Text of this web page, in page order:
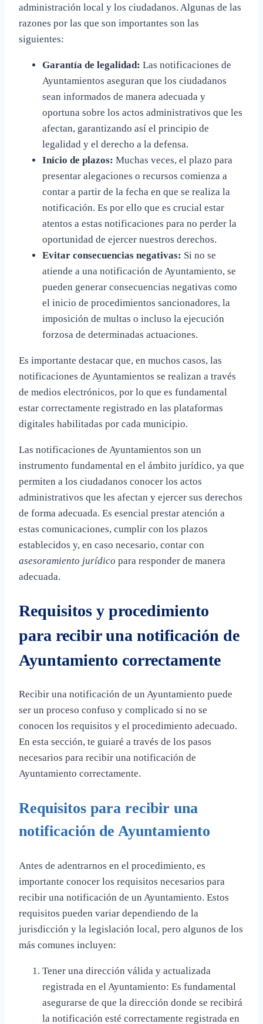
administración local y los ciudadanos. Algunas de las
razones por las que son importantes son las
siguientes:
Garantía de legalidad: Las notificaciones de
Ayuntamientos aseguran que los ciudadanos
sean informados de manera adecuada y
oportuna sobre los actos administrativos que les
afectan, garantizando así el principio de
legalidad y el derecho a la defensa.
Inicio de plazos: Muchas veces, el plazo para
presentar alegaciones o recursos comienza a
contar a partir de la fecha en que se realiza la
notificación. Es por ello que es crucial estar
atentos a estas notificaciones para no perder la
oportunidad de ejercer nuestros derechos.
Evitar consecuencias negativas: Si no se
atiende a una notificación de Ayuntamiento, se
pueden generar consecuencias negativas como
el inicio de procedimientos sancionadores, la
imposición de multas o incluso la ejecución
forzosa de determinadas actuaciones.
Es importante destacar que, en muchos casos, las
notificaciones de Ayuntamientos se realizan a través
de medios electrónicos, por lo que es fundamental
estar correctamente registrado en las plataformas
digitales habilitadas por cada municipio.
Las notificaciones de Ayuntamientos son un
instrumento fundamental en el ámbito jurídico, ya que
permiten a los ciudadanos conocer los actos
administrativos que les afectan y ejercer sus derechos
de forma adecuada. Es esencial prestar atención a
estas comunicaciones, cumplir con los plazos
establecidos y, en caso necesario, contar con
asesoramiento jurídico para responder de manera
adecuada.
Requisitos y procedimiento
para recibir una notificación de
Ayuntamiento correctamente
Recibir una notificación de un Ayuntamiento puede
ser un proceso confuso y complicado si no se
conocen los requisitos y el procedimiento adecuado.
En esta sección, te guiaré a través de los pasos
necesarios para recibir una notificación de
Ayuntamiento correctamente.
Requisitos para recibir una
notificación de Ayuntamiento
Antes de adentrarnos en el procedimiento, es
importante conocer los requisitos necesarios para
recibir una notificación de un Ayuntamiento. Estos
requisitos pueden variar dependiendo de la
jurisdicción y la legislación local, pero algunos de los
más comunes incluyen:
Tener una dirección válida y actualizada
registrada en el Ayuntamiento: Es fundamental
asegurarse de que la dirección donde se recibirá
la notificación esté correctamente registrada en